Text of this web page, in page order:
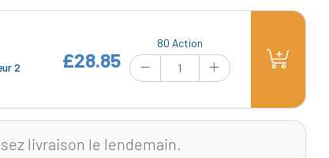
2
80 Action
£28.85
livraison le lendemain.